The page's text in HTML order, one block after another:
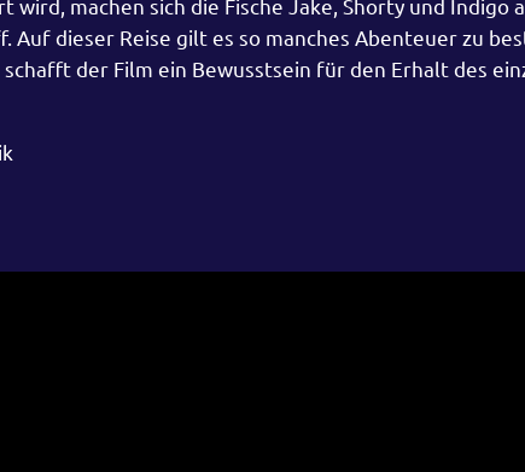
machen sich die Fische Jake, Shorty und Indigo
Auf dieser Reise gilt es so manches Abenteuer zu
der Film ein Bewusstsein für den Erhalt des